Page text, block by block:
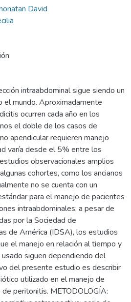
David
intraabdominal sigue siendo un
el mundo. Aproximadamente
ocurren cada año en los
el doble de los casos de
apendicular requieren manejo
varía desde el 5% entre los
observacionales amplios
cohortes, como los ancianos
no se cuenta con un
para el manejo de pacientes
intraabdominales; a pesar de
por la Sociedad de
de América (IDSA), los estudios
el manejo en relación al tiempo y
siguen dependiendo del
del presente estudio es describir
utilizado en el manejo de
peritonitis. METODOLOGÍA: